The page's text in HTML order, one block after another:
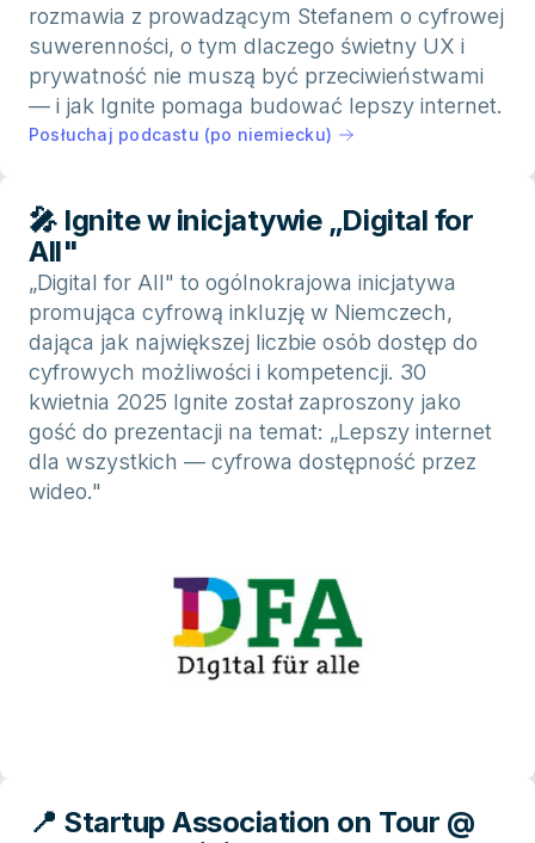
rozmawia z prowadzącym Stefanem o cyfrowej
suwerenności, o tym dlaczego świetny UX i
prywatność nie muszą być przeciwieństwami
— i jak Ignite pomaga budować lepszy internet.
Posłuchaj podcastu (po niemiecku)
🎤 Ignite w inicjatywie „Digital for
All"
„Digital for All" to ogólnokrajowa inicjatywa
promująca cyfrową inkluzję w Niemczech,
dająca jak największej liczbie osób dostęp do
cyfrowych możliwości i kompetencji. 30
kwietnia 2025 Ignite został zaproszony jako
gość do prezentacji na temat: „Lepszy internet
dla wszystkich — cyfrowa dostępność przez
wideo."
📍 Startup Association on Tour @